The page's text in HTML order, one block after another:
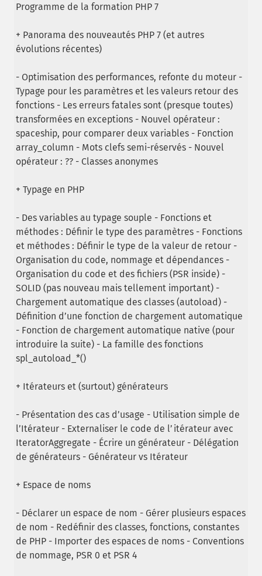
Programme de la formation PHP 7
+ Panorama des nouveautés PHP 7 (et autres
évolutions récentes)
- Optimisation des performances, refonte du moteur -
Typage pour les paramètres et les valeurs retour des
fonctions - Les erreurs fatales sont (presque toutes)
transformées en exceptions - Nouvel opérateur :
spaceship, pour comparer deux variables - Fonction
array_column - Mots clefs semi-réservés - Nouvel
opérateur : ?? - Classes anonymes
+ Typage en PHP
- Des variables au typage souple - Fonctions et
méthodes : Définir le type des paramètres - Fonctions
et méthodes : Définir le type de la valeur de retour -
Organisation du code, nommage et dépendances -
Organisation du code et des fichiers (PSR inside) -
SOLID (pas nouveau mais tellement important) -
Chargement automatique des classes (autoload) -
Définition d’une fonction de chargement automatique
- Fonction de chargement automatique native (pour
introduire la suite) - La famille des fonctions
spl_autoload_*()
+ Itérateurs et (surtout) générateurs
- Présentation des cas d’usage - Utilisation simple de
l’Itérateur - Externaliser le code de l’itérateur avec
IteratorAggregate - Écrire un générateur - Délégation
de générateurs - Générateur vs Itérateur
+ Espace de noms
- Déclarer un espace de nom - Gérer plusieurs espaces
de nom - Redéfinir des classes, fonctions, constantes
de PHP - Importer des espaces de noms - Conventions
de nommage, PSR 0 et PSR 4